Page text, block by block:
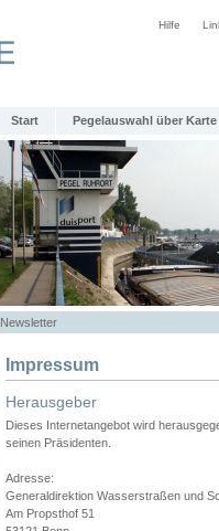
Hilfe
Start Pegelauswahl über Karte
Newsletter
Impressum
Herausgeber
Dieses Internetangebot wird
seinen Präsidenten.
Adresse:
Generaldirektion Wasserstraßen und
Am Propsthof 51